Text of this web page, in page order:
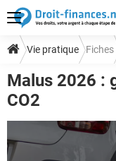
Vie pratique Fiches
Droits et formalités auto
Malus 2026 :
CO2